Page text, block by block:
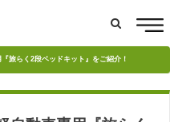
旅らく2段ベッドキット』をご紹介！